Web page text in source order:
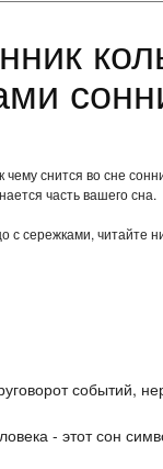
чему снится во сне
часть вашего сна.
с сережками, читайте
событий,
- этот сон